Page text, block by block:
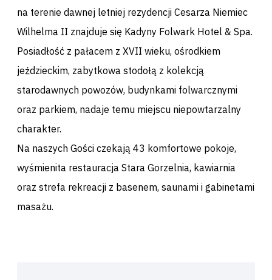
na terenie dawnej letniej rezydencji Cesarza Niemiec
Wilhelma II znajduje się Kadyny Folwark Hotel & Spa.
Posiadłość z pałacem z XVII wieku, ośrodkiem
jeździeckim, zabytkowa stodołą z kolekcją
starodawnych powozów, budynkami folwarcznymi
oraz parkiem, nadaje temu miejscu niepowtarzalny
charakter.
Na naszych Gości czekają 43 komfortowe pokoje,
wyśmienita restauracja Stara Gorzelnia, kawiarnia
oraz strefa rekreacji z basenem, saunami i gabinetami
masażu.